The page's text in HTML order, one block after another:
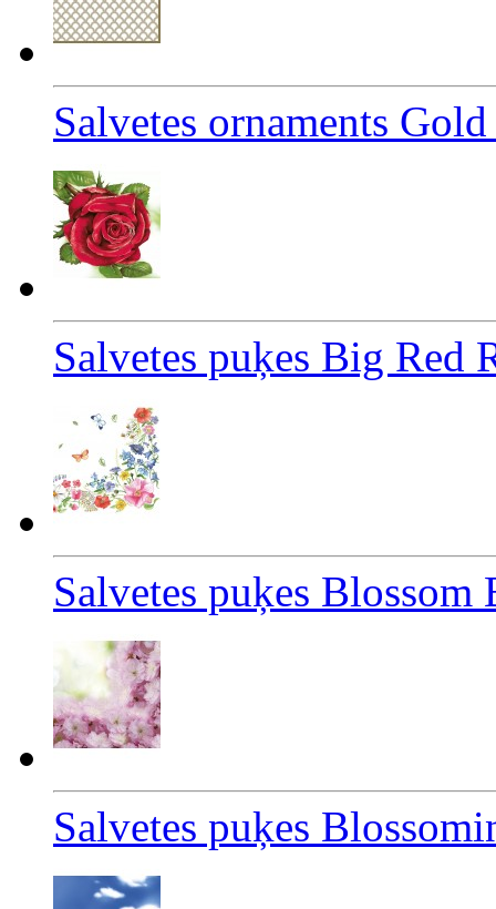
Salvetes ornaments
Salvetes puķes Big Red
Salvetes puķes Blossom
Salvetes puķes